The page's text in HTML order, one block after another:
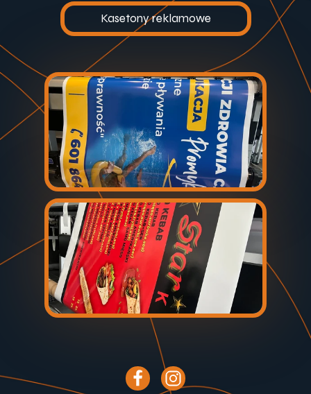
Kasetony reklamowe